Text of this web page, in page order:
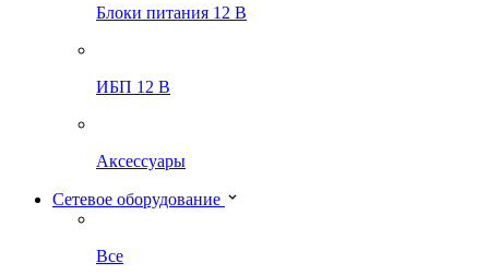
Блоки питания 12 В
ИБП 12 В
Аксессуары
Сетевое оборудование
Все